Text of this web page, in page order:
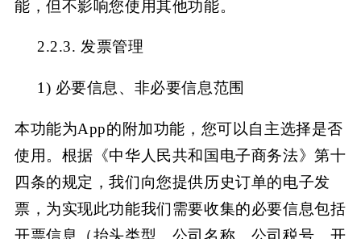
能，但不影响您使用其他功能。
2.2.3. 发票管理
1) 必要信息、非必要信息范围
本功能为App的附加功能，您可以自主选择是否
使用。根据《中华人民共和国电子商务法》第十
四条的规定，我们向您提供历史订单的电子发
票，为实现此功能我们需要收集的必要信息包括
开票信息（抬头类型、公司名称、公司税号、开